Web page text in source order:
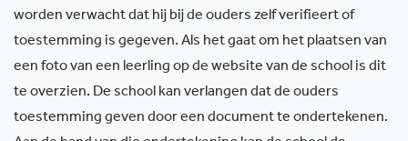
worden verwacht dat hij bij de ouders zelf verifieert of
toestemming is gegeven. Als het gaat om het plaatsen van
een foto van een leerling op de website van de school is dit
te overzien. De school kan verlangen dat de ouders
toestemming geven door een document te ondertekenen.